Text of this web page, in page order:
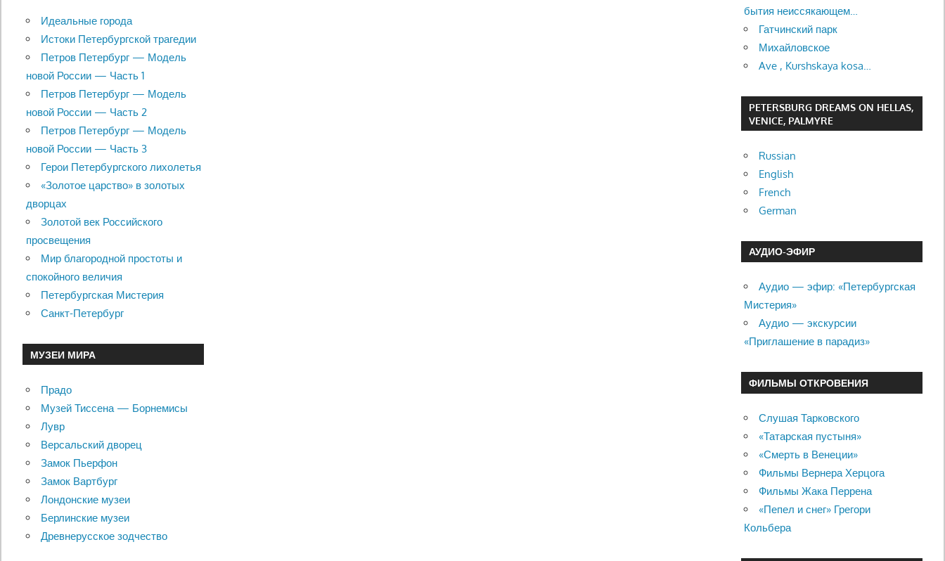
Идеальные города
Истоки Петербургской трагедии
Петров Петербург — Модель
новой России — Часть 1
Петров Петербург — Модель
новой России — Часть 2
Петров Петербург — Модель
новой России — Часть 3
Герои Петербургского лихолетья
«Золотое царство» в золотых
дворцах
Золотой век Российского
просвещения
Мир благородной простоты и
спокойного величия
Петербургская Мистерия
Санкт-Петербург
МУЗЕИ МИРА
Прадо
Музей Тиссена — Борнемисы
Лувр
Версальский дворец
Замок Пьерфон
Замок Вартбург
Лондонские музеи
Берлинские музеи
Древнерусское зодчество
бытия неиссякающем…
Гатчинский парк
Михайловское
Ave , Kurshskaya kosa…
PETERSBURG DREAMS ON HELLAS,
VENICE, PALMYRE
Russian
English
French
German
АУДИО-ЭФИР
Аудио — эфир: «Петербургская
Мистерия»
Аудио — экскурсии
«Приглашение в парадиз»
ФИЛЬМЫ ОТКРОВЕНИЯ
Слушая Тарковского
«Татарская пустыня»
«Смерть в Венеции»
Фильмы Вернера Херцога
Фильмы Жака Перрена
«Пепел и снег» Грегори
Кольбера